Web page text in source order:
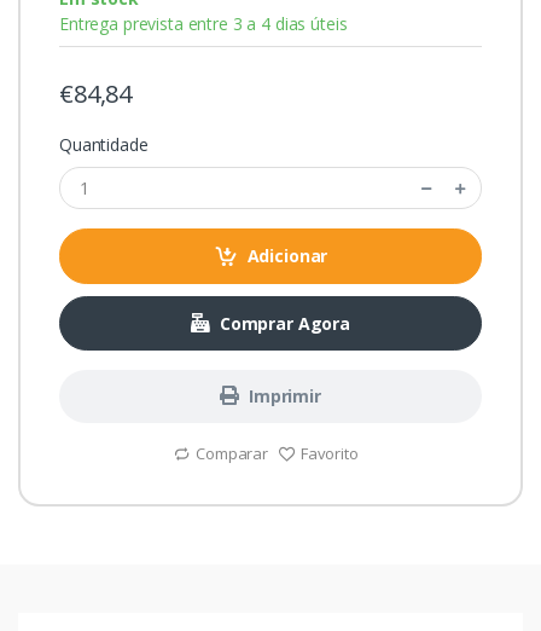
Entrega prevista entre 3 a 4 dias úteis
€84,84
Quantidade
Adicionar
Comprar Agora
Imprimir
Comparar Favorito